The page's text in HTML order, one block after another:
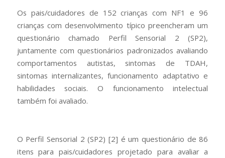
Os pais/cuidadores de 152 crianças com NF1 e 96
crianças com desenvolvimento típico preencheram um
questionário chamado Perfil Sensorial 2 (SP2),
juntamente com questionários padronizados avaliando
comportamentos autistas, sintomas de TDAH,
sintomas internalizantes, funcionamento adaptativo e
habilidades sociais. O funcionamento intelectual
também foi avaliado.
O Perfil Sensorial 2 (SP2) [2] é um questionário de 86
itens para pais/cuidadores projetado para avaliar a